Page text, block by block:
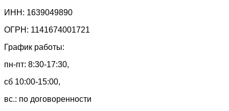
ИНН: 1639049890
ОГРН: 1141674001721
График работы:
пн-пт: 8:30-17:30,
сб 10:00-15:00,
вс.: по договоренности